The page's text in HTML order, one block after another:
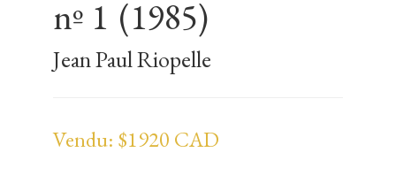
nº 1 (1985)
Jean Paul Riopelle
Vendu: $1920 CAD